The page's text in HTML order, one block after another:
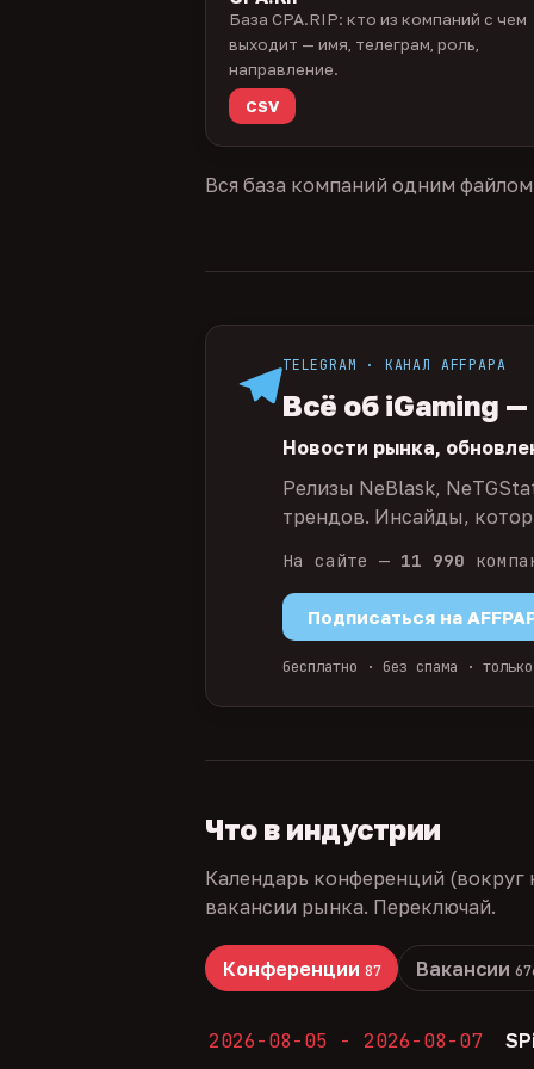
База CPA.RIP: кто из компаний с чем
выходит — имя, телеграм, роль,
направление.
CSV
Вся база компаний одним
TELEGRAM · КАНАЛ AFFPAPA
Всё об iGaming
Новости рынка,
Релизы NeBlask,
трендов. Инсайды,
На сайте — 11 990
Подписаться на
бесплатно · без спама ·
Что в индустрии
Календарь конференций
вакансии рынка. Переключай.
Конференции 87 Вакансии
2026-08-05 - 2026-08-07